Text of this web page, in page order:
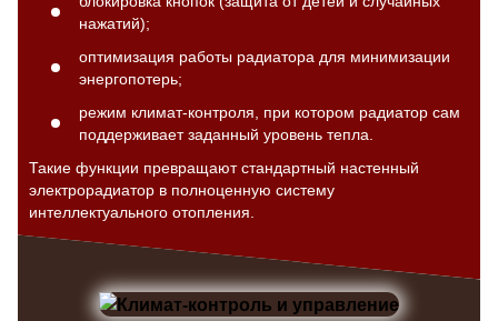
нажатий);
оптимизация работы радиатора для минимизации
энергопотерь;
режим климат-контроля, при котором радиатор сам
поддерживает заданный уровень тепла.
Такие функции превращают стандартный настенный
электрорадиатор в полноценную систему
интеллектуального отопления.